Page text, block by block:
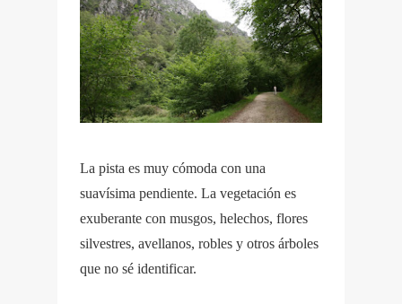
La pista es muy cómoda con una
suavísima pendiente. La vegetación es
exuberante con musgos, helechos, flores
silvestres, avellanos, robles y otros árboles
que no sé identificar.